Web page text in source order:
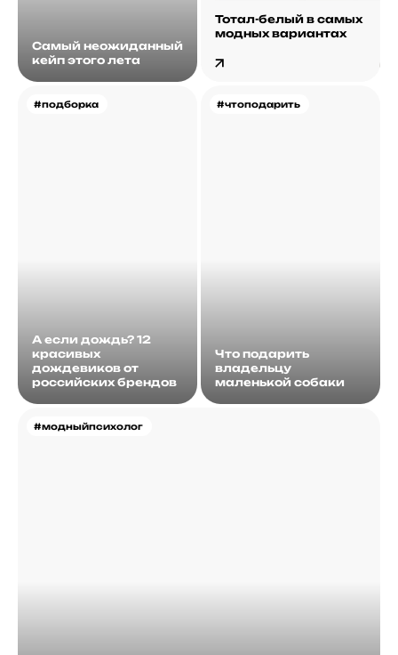
Самый неожиданный
кейп этого лета
Тотал-белый в самых
модных вариантах
#подборка
А если дождь? 12
красивых
дождевиков от
российских брендов
#модныйпсихолог
#чтоподарить
Что подарить
владельцу
маленькой собаки